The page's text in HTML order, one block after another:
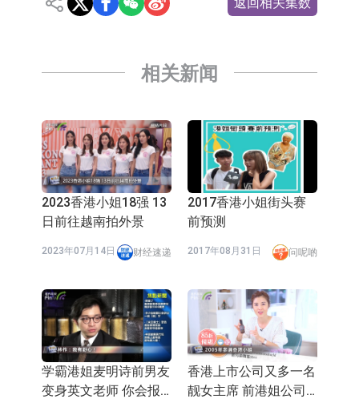
PCB、电子元器件等电子及机械产业
工信部：鼓励民爆企业依法依规实施
强国际运营能力的大型民爆企业集团
【异动股】焦炭Ⅲ板块下挫，陕西黑
猫(601015.CN)跌8.38%
【异动股】医疗研发外包板块拉升，
毕得医药(688073.CN)涨20.01%
中远海科：与中远海运国际(香港)有
限公司正在开展增资对价的支付
相关新闻
2023香港小姐18强 13
日前往越南拍外景
2023年07月14日 财经速递
2017香港小姐街头赛
前预测
2017年08月31日 问呢啲
学霸港姐麦明诗前男友
变身英文老师 你会报
香港上市公司又多一名
靓女主席 前港姐公司